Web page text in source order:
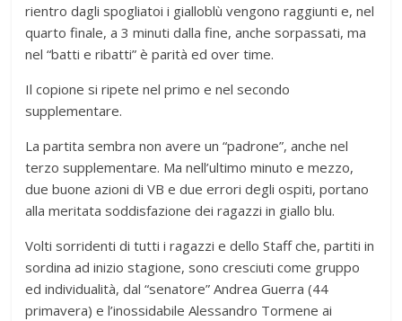
rientro dagli spogliatoi i gialloblù vengono raggiunti e, nel
quarto finale, a 3 minuti dalla fine, anche sorpassati, ma
nel “batti e ribatti” è parità ed over time.
Il copione si ripete nel primo e nel secondo
supplementare.
La partita sembra non avere un “padrone”, anche nel
terzo supplementare. Ma nell’ultimo minuto e mezzo,
due buone azioni di VB e due errori degli ospiti, portano
alla meritata soddisfazione dei ragazzi in giallo blu.
Volti sorridenti di tutti i ragazzi e dello Staff che, partiti in
sordina ad inizio stagione, sono cresciuti come gruppo
ed individualità, dal “senatore” Andrea Guerra (44
primavera) e l’inossidabile Alessandro Tormene ai